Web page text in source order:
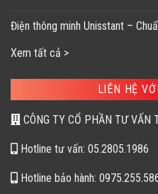
Điện thông minh Unisstant –
Xem tất cả >
LIÊN HỆ
CÔNG TY CỔ PHẦN TƯ VẤN
Hotline tư vấn: 05.2805.1986
Hotline bảo hành: